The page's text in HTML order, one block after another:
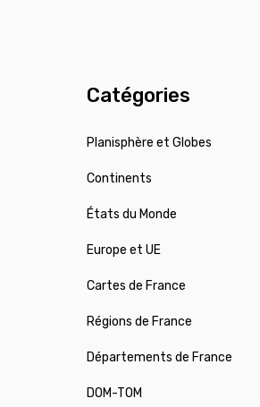
Catégories
Planisphère et Globes
Continents
États du Monde
Europe et UE
Cartes de France
Régions de France
Départements de France
DOM-TOM